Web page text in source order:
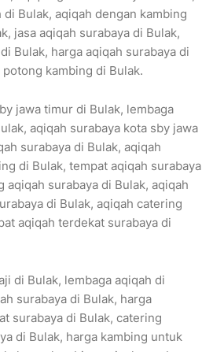
Bulak, aqiqah dengan kambing
jasa aqiqah surabaya di Bulak,
Bulak, harga aqiqah surabaya di
kambing di Bulak.
jawa timur di Bulak, lembaga
aqiqah surabaya kota sby jawa
surabaya di Bulak, aqiqah
di Bulak, tempat aqiqah surabaya
aqiqah surabaya di Bulak, aqiqah
di Bulak, aqiqah catering
aqiqah terdekat surabaya di
di Bulak, lembaga aqiqah di
surabaya di Bulak, harga
surabaya di Bulak, catering
di Bulak, harga kambing untuk